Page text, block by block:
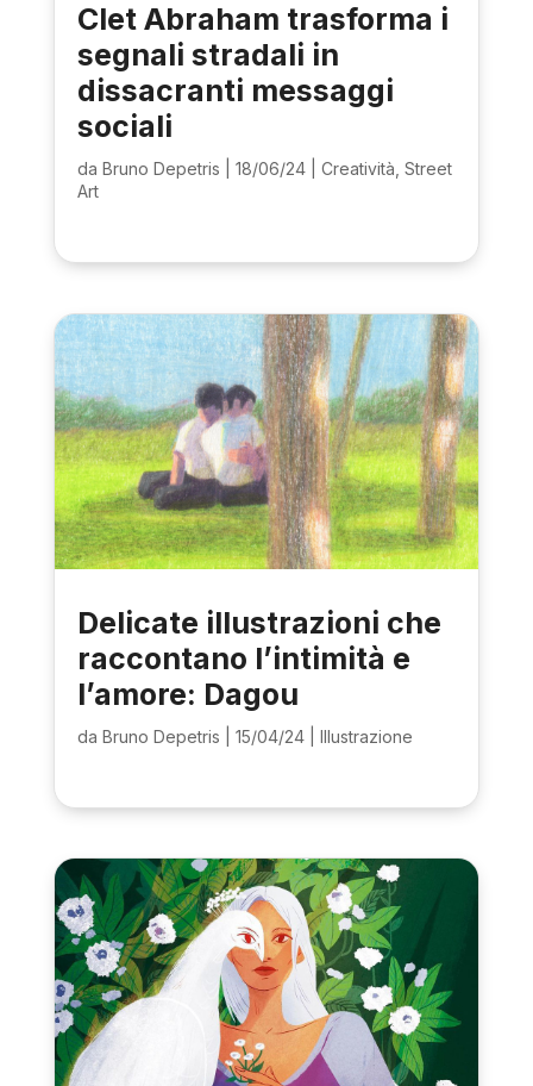
Clet Abraham trasforma i
segnali stradali in
dissacranti messaggi
sociali
da Bruno Depetris 18/06/24| Creatività, Street
Art
Delicate illustrazioni che
raccontano l’intimità e
l’amore: Dagou
da Bruno Depetris 15/04/24| Illustrazione